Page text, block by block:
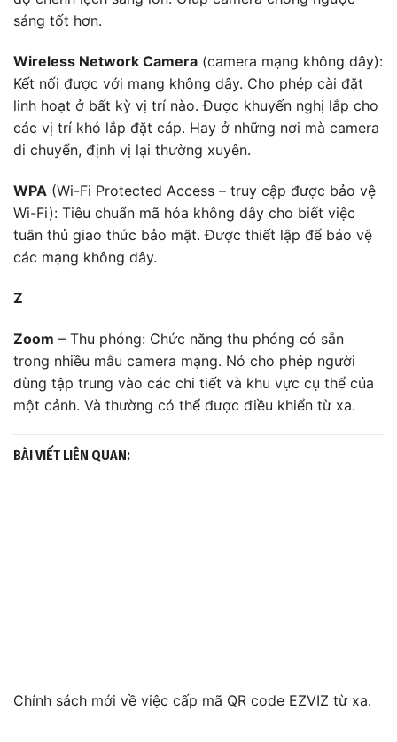
sáng tốt hơn.
Wireless Network Camera (camera mạng không dây):
Kết nối được với mạng không dây. Cho phép cài đặt
linh hoạt ở bất kỳ vị trí nào. Được khuyến nghị lắp cho
các vị trí khó lắp đặt cáp. Hay ở những nơi mà camera
di chuyển, định vị lại thường xuyên.
WPA (Wi-Fi Protected Access – truy cập được bảo vệ
Wi-Fi): Tiêu chuẩn mã hóa không dây cho biết việc
tuân thủ giao thức bảo mật. Được thiết lập để bảo vệ
các mạng không dây.
Z
Zoom – Thu phóng: Chức năng thu phóng có sẵn
trong nhiều mẫu camera mạng. Nó cho phép người
dùng tập trung vào các chi tiết và khu vực cụ thể của
một cảnh. Và thường có thể được điều khiển từ xa.
BÀI VIẾT LIÊN QUAN:
Chính sách mới về việc cấp mã QR code EZVIZ từ xa.